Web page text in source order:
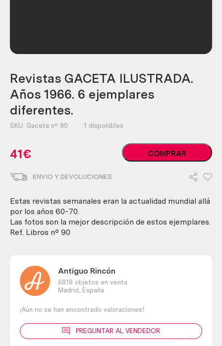
Revistas GACETA ILUSTRADA.
Años 1966. 6 ejemplares
diferentes.
SKU: Gaceta nº 90 1 disponibles
41€
Revistas
GACETA
6
diferentes.
COMPRAR
ENVIO Y DEVOLUCIONES
Estas revistas semanales eran la actualidad mundial allá
por los años 60-70.
Las fotos son la mejor descripción de estos ejemplares.
Ref. Libros nº 90
Antiguo Rincón
6816 objetos en venta
Madrid,
España
¡Aún no se han encontrado valoraciones!
PREGUNTAR AL VENDEDOR